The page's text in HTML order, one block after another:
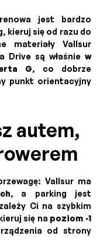
jest bardzo
kieruj się od razu do
materiały Vallsur
Drive są właśnie w
G, co dobrze
punkt orientacyjny
autem,
Vallsur ma
, a parking jest
Ci na szybkim
się na poziom -1
od strony